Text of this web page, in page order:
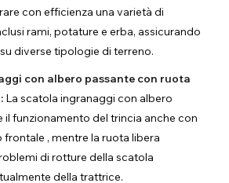
con efficienza una varietà di
rami, potature e erba, assicurando
diverse tipologie di terreno.
con albero passante con ruota
La scatola ingranaggi con albero
il funzionamento del trincia anche con
, mentre la ruota libera
di rotture della scatola
della trattrice.